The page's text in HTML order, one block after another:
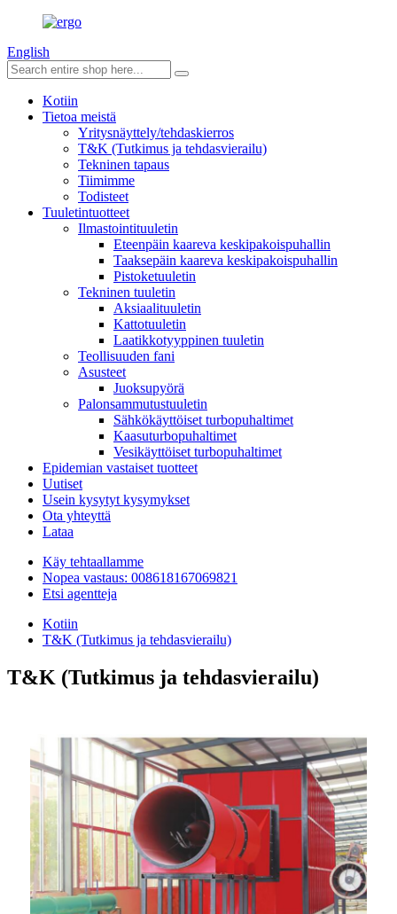
English
Kotiin
Tietoa meistä
Yritysnäyttely/tehdaskierros
T&K (Tutkimus ja tehdasvierailu)
Tekninen tapaus
Tiimimme
Todisteet
Tuuletintuotteet
Ilmastointituuletin
Eteenpäin kaareva keskipakoispuhallin
Taaksepäin kaareva keskipakoispuhallin
Pistoketuuletin
Tekninen tuuletin
Aksiaalituuletin
Kattotuuletin
Laatikkotyyppinen tuuletin
Teollisuuden fani
Asusteet
Juoksupyörä
Palonsammutustuuletin
Sähkökäyttöiset turbopuhaltimet
Kaasuturbopuhaltimet
Vesikäyttöiset turbopuhaltimet
Epidemian vastaiset tuotteet
Uutiset
Usein kysytyt kysymykset
Ota yhteyttä
Lataa
Käy tehtaallamme
Nopea vastaus: 008618167069821
Etsi agentteja
Kotiin
T&K (Tutkimus ja tehdasvierailu)
T&K (Tutkimus ja tehdasvierailu)